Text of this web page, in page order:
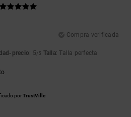
Compra verificada
precio: 5/5 Talla: Talla perfecta
porTrustVille